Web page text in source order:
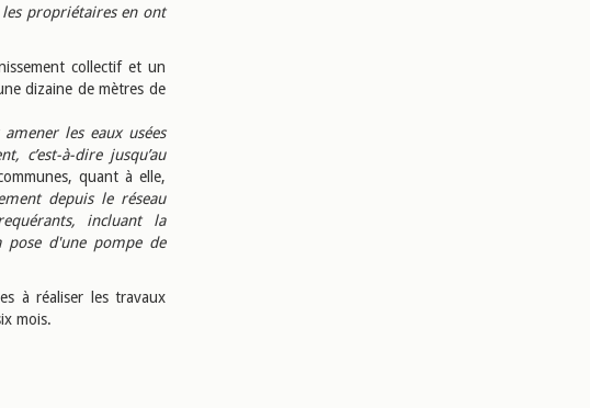
propriétaires en ont
collectif et un
dizaine de mètres de
les eaux usées
c’est-à-dire jusqu’au
quant à elle,
depuis le réseau
incluant la
d'une pompe de
à réaliser les travaux
mois.